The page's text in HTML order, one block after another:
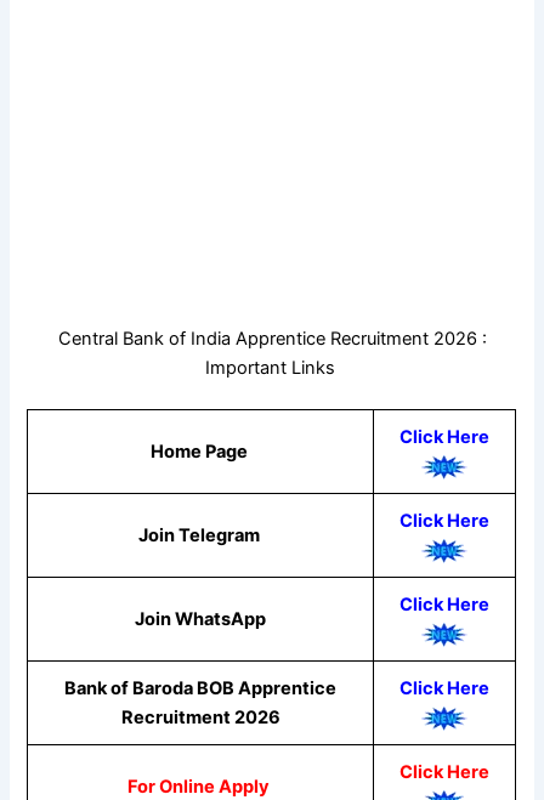
Central Bank of India Apprentice Recruitment 2026 :
Important Links
Home Page
Click Here
Join Telegram
Click Here
Join WhatsApp
ClickHere
Bank of Baroda BOB Apprentice
Recruitment 2026
Click Here
For Online Apply
Click Here